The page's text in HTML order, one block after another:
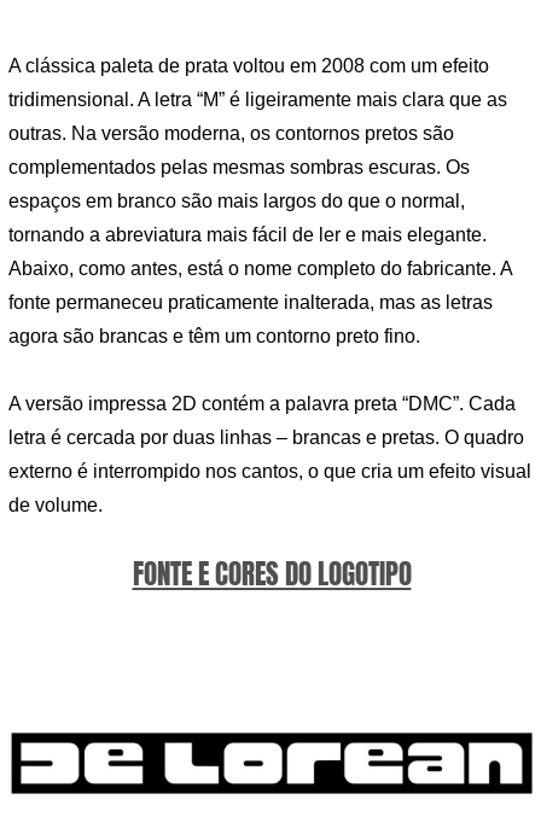
A clássica paleta de prata voltou em 2008 com um efeito
tridimensional. A letra “M” é ligeiramente mais clara que as
outras. Na versão moderna, os contornos pretos são
complementados pelas mesmas sombras escuras. Os
espaços em branco são mais largos do que o normal,
tornando a abreviatura mais fácil de ler e mais elegante.
Abaixo, como antes, está o nome completo do fabricante. A
fonte permaneceu praticamente inalterada, mas as letras
agora são brancas e têm um contorno preto fino.
A versão impressa 2D contém a palavra preta “DMC”. Cada
letra é cercada por duas linhas – brancas e pretas. O quadro
externo é interrompido nos cantos, o que cria um efeito visual
de volume.
FONTE E CORES DO LOGOTIPO